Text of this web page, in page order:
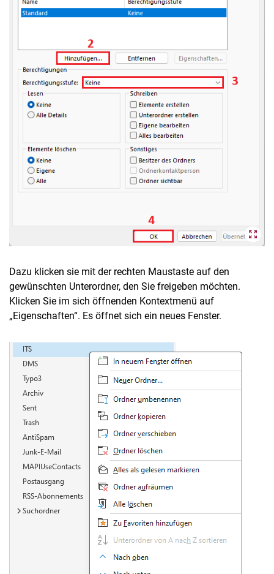
Dazu klicken sie mit der rechten Maustaste auf den
gewünschten Unterordner, den Sie freigeben möchten.
Klicken Sie im sich öffnenden Kontextmenü auf
„Eigenschaften“. Es öffnet sich ein neues Fenster.